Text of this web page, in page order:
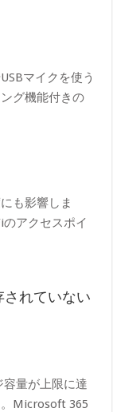
マイクを使う
グ機能付きの
も影響しま
アクセスポイ
されていない
量が上限に達
Microsoft 365